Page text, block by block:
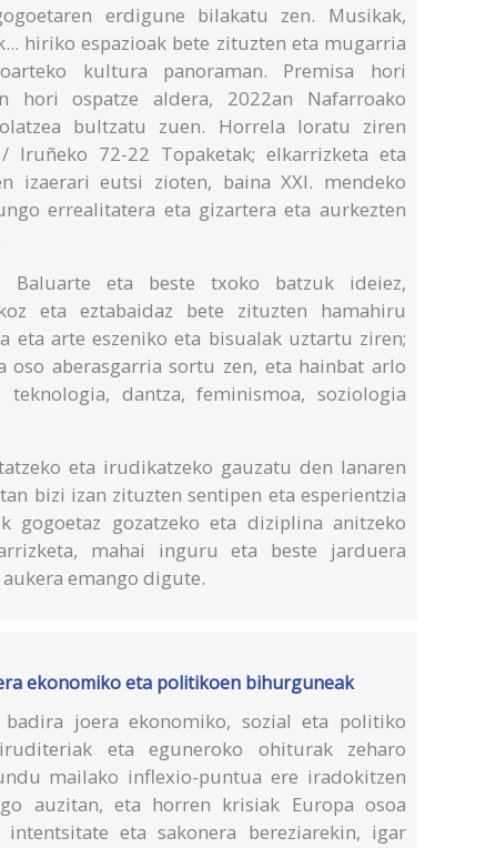
erdigune bilakatu zen. Musikak,
hiriko espazioak bete zituzten eta mugarria
kultura panoraman. Premisa hori
hori ospatze aldera, 2022an Nafarroako
bultzatu zuen. Horrela loratu ziren
Iruñeko 72-22 Topaketak; elkarrizketa eta
izaerari eutsi zioten, baina XXI. mendeko
errealitatera eta gizartera eta aurkezten
eta beste txoko batzuk ideiez,
eta eztabaidaz bete zituzten hamahiru
eta arte eszeniko eta bisualak uztartu ziren;
oso aberasgarria sortu zen, eta hainbat arlo
dantza, feminismoa, soziologia
eta irudikatzeko gauzatu den lanaren
bizi izan zituzten sentipen eta esperientzia
gogoetaz gozatzeko eta diziplina anitzeko
mahai inguru eta beste jarduera
emango digute.
ekonomiko eta politikoen bihurguneak
badira joera ekonomiko, sozial eta politiko
eta eguneroko ohiturak zeharo
mailako inflexio-puntua ere iradokitzen
auzitan, eta horren krisiak Europa osoa
eta sakonera bereziarekin, igar